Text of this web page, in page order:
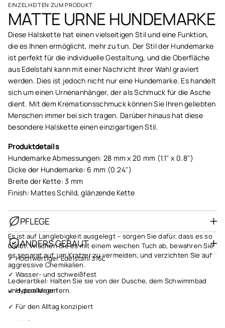
EINZELHEITEN ZUM PRODUKT
MATTE URNE HUNDEMARKE
Diese Halskette hat einen vielseitigen Stil und eine Funktion,
die es Ihnen ermöglicht, mehr zu tun. Der Stil der Hundemarke
ist perfekt für die individuelle Gestaltung, und die Oberfläche
aus Edelstahl kann mit einer Nachricht Ihrer Wahl graviert
werden. Dies ist jedoch nicht nur eine Hundemarke. Es handelt
sich um einen Urnenanhänger, der als Schmuck für die Asche
dient. Mit dem Kremationsschmuck können Sie Ihren geliebten
Menschen immer bei sich tragen. Darüber hinaus hat diese
besondere Halskette einen einzigartigen Stil.
Produktdetails
Hundemarke Abmessungen: 28 mm x 20 mm (1.1" x 0.8")
Dicke der Hundemarke: 6 mm (0.24")
Breite der Kette: 3 mm
Finish: Mattes Schild, glänzende Kette
PFLEGE
Es ist auf Langlebigkeit ausgelegt – sorgen Sie dafür, dass es so
bleibt. Wischen Sie es mit einem weichen Tuch ab, bewahren Sie
es separat auf, um Kratzer zu vermeiden, und verzichten Sie auf
aggressive Chemikalien.
Lederartikel: Halten Sie sie von der Dusche, dem Schwimmbad
und dem Meer fern.
ANDERS GEBAUT
✓ Hochwertiger Edelstahl 316L
✓ Wasser- und schweißfest
✓ Hypoallergen
✓ Für den Alltag konzipiert
✓ Als Geschenk verpackt